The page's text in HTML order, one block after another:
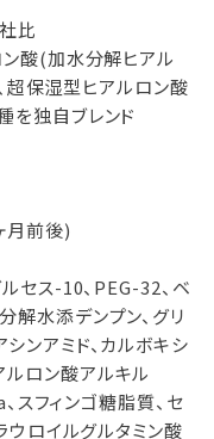
比
酸(加水分解ヒアル
超保湿型ヒアルロン酸
を独自ブレンド
月前後)
セス-10、PEG-32、ベ
解水添デンプン、グリ
シンアミド、カルボキシ
ルロン酸アルキル
スフィンゴ糖脂質、セ
ウロイルグルタミン酸